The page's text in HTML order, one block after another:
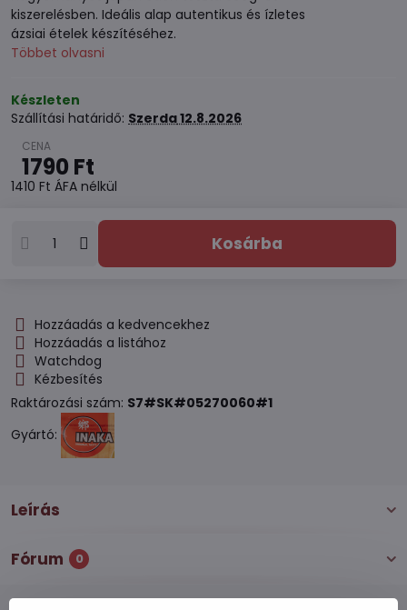
kiszerelésben. Ideális alap autentikus és ízletes
ázsiai ételek készítéséhez.
Többet olvasni
Készleten
Szállítási határidő: Szerda12.8.2026
1790 Ft
1410 Ft ÁFA nélkül
Kosárba
Hozzáadás a kedvencekhez
Hozzáadás a listához
Watchdog
Kézbesítés
Raktározási szám: S7#SK#05270060#1
Gyártó:
Leírás
Fórum 0